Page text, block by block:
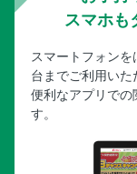
スマホも
スマートフォン
台までご利用いた
便利なアプリで
す。